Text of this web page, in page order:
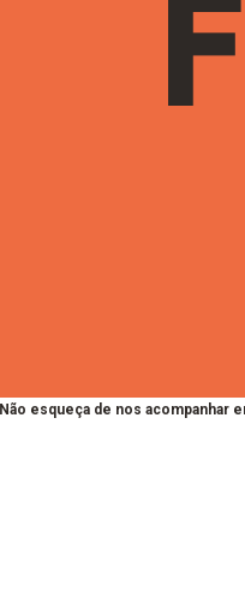
Não esqueça de nos acompanhar